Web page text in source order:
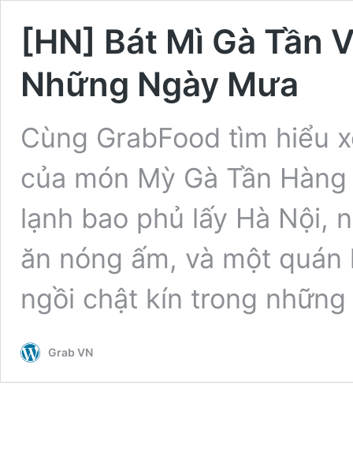
[HN] Bát Mì Gà Tần
Những Ngày Mưa
Cùng GrabFood tìm hiểu
của món Mỳ Gà Tần
lạnh bao phủ lấy Hà Nội,
ăn nóng ấm, và một
ngồi chật kín trong
Grab VN